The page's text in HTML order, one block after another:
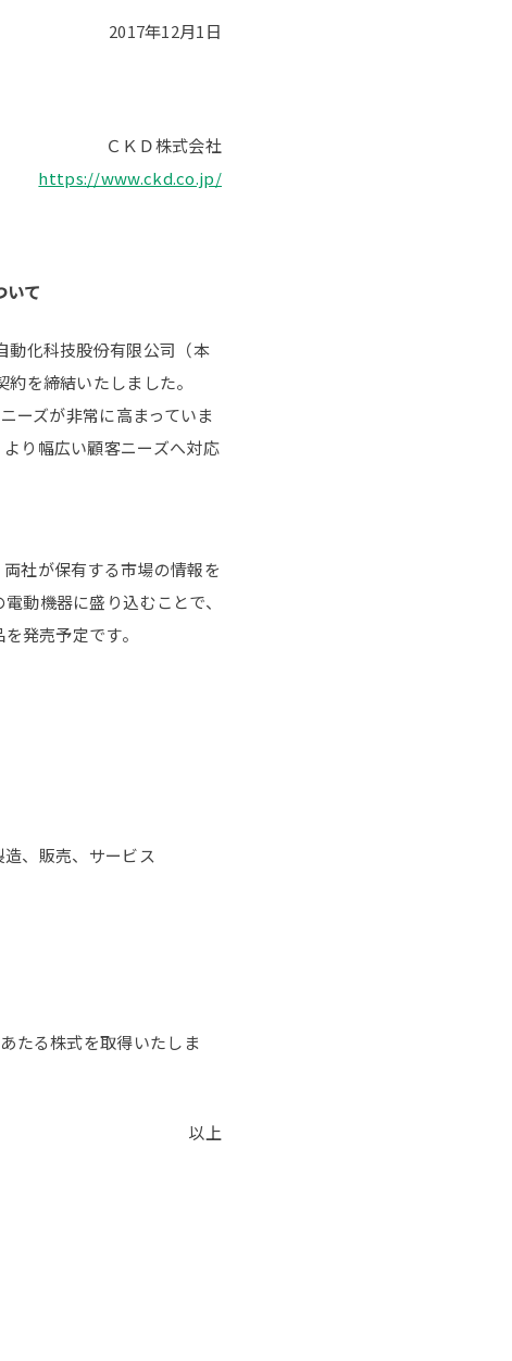
2017年12月1日
ＣＫＤ株式会社
https://www.ckd.co.jp/
いて
動化科技股份有限公司（本
を締結いたしました。
ーズが非常に高まっていま
り幅広い顧客ニーズへ対応
社が保有する市場の情報を
動機器に盛り込むことで、
発売予定です。
、販売、サービス
たる株式を取得いたしま
以上